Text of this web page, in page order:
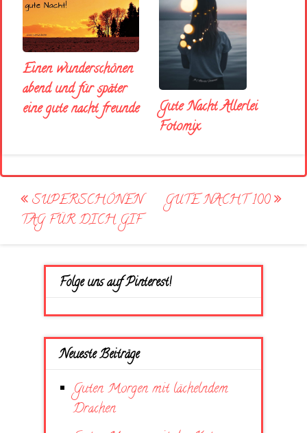
Einen wunderschönen
abend und für später
eine gute nacht freunde
Gute Nacht Allerlei
Fotomix
Post
navigation
SUPERSCHÖNEN
TAG FÜR DICH GIF
GUTE NACHT 100
Folge uns auf Pinterest!
Neueste Beiträge
Guten Morgen mit lächelndem
Drachen